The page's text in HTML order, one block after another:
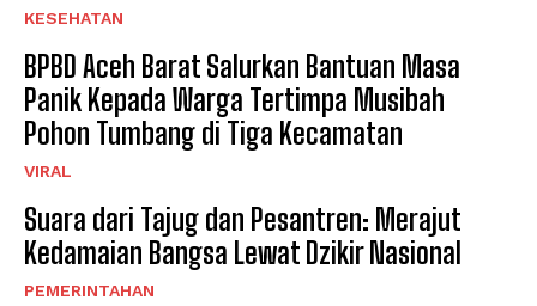
KESEHATAN
BPBD Aceh Barat Salurkan Bantuan Masa
Panik Kepada Warga Tertimpa Musibah
Pohon Tumbang di Tiga Kecamatan
VIRAL
Suara dari Tajug dan Pesantren: Merajut
Kedamaian Bangsa Lewat Dzikir Nasional
PEMERINTAHAN